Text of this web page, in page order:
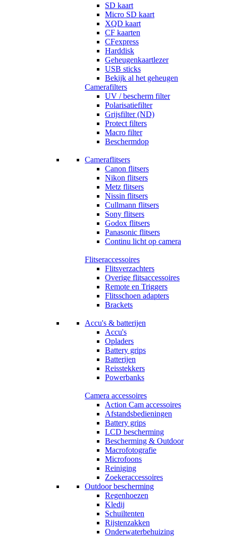
SD kaart
Micro SD kaart
XQD kaart
CF kaarten
CFexpress
Harddisk
Geheugenkaartlezer
USB sticks
Bekijk al het geheugen
Camerafilters
UV / bescherm filter
Polarisatiefilter
Grijsfilter (ND)
Protect filters
Macro filter
Beschermdop
Cameraflitsers
Canon flitsers
Nikon flitsers
Metz flitsers
Nissin flitsers
Cullmann flitsers
Sony flitsers
Godox flitsers
Panasonic flitsers
Continu licht op camera
Flitseraccessoires
Flitsverzachters
Overige flitsaccessoires
Remote en Triggers
Flitsschoen adapters
Brackets
Accu's & batterijen
Accu's
Opladers
Battery grips
Batterijen
Reisstekkers
Powerbanks
Camera accessoires
Action Cam accessoires
Afstandsbedieningen
Battery grips
LCD bescherming
Bescherming & Outdoor
Macrofotografie
Microfoons
Reiniging
Zoekeraccessoires
Outdoor bescherming
Regenhoezen
Kledij
Schuiltenten
Rijstenzakken
Onderwaterbehuizing